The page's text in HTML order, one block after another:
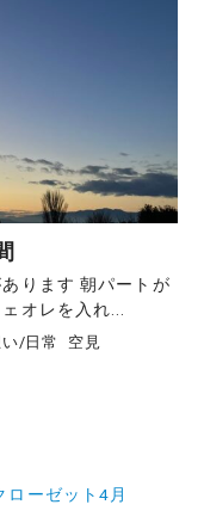
ります 朝パートが
オレを入れ...
/ 日常 空見
ローゼット4月